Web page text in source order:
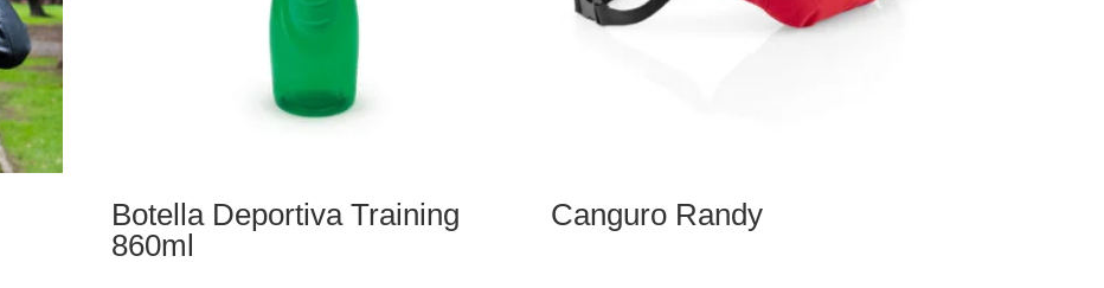
Botella Deportiva Training
860ml
Canguro Randy